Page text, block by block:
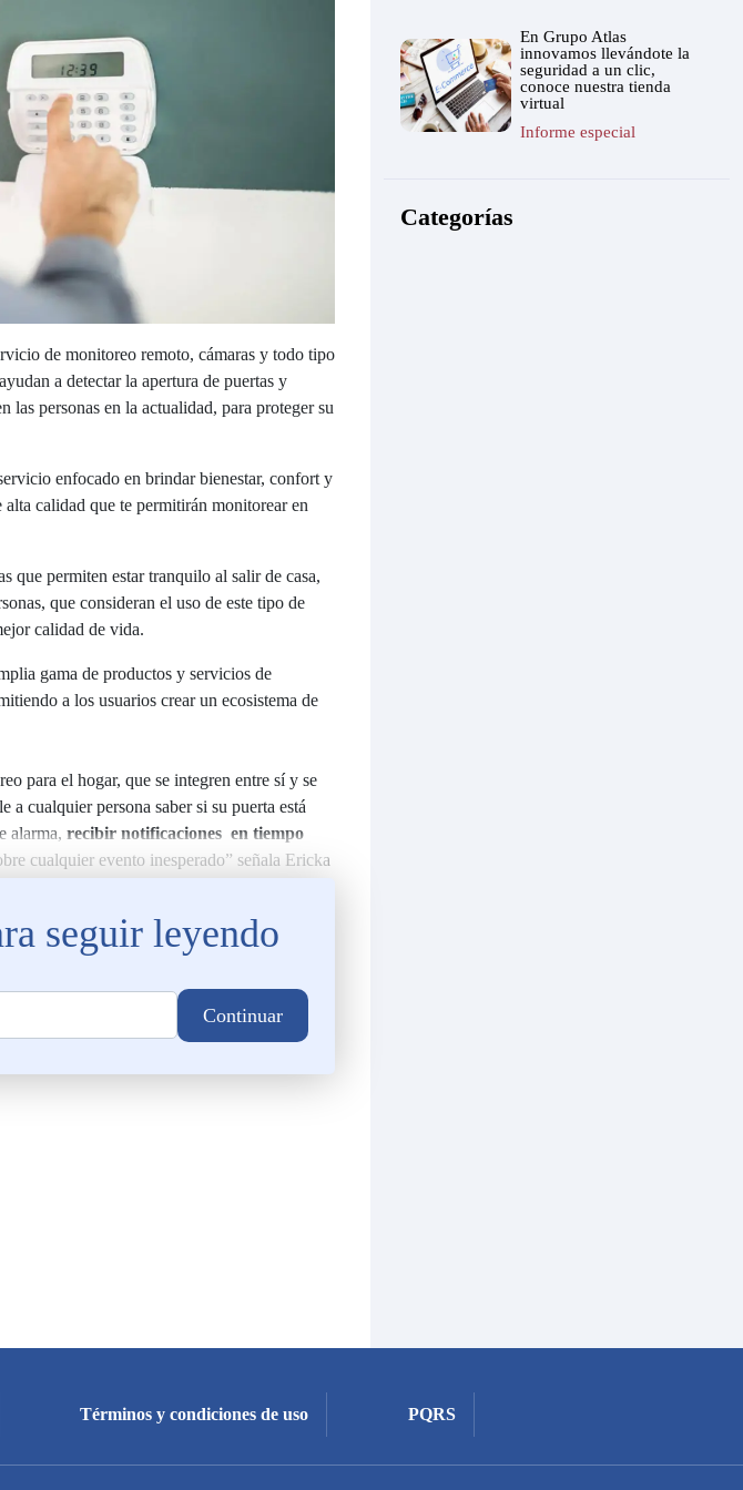
de monitoreo remoto, cámaras y todo tipo
a detectar la apertura de puertas y
las personas en la actualidad, para proteger su
enfocado en brindar bienestar, confort y
calidad que te permitirán monitorear en
que permiten estar tranquilo al salir de casa,
que consideran el uso de este tipo de
calidad de vida.
gama de productos y servicios de
a los usuarios crear un ecosistema de
para el hogar, que se integren entre sí y se
a cualquier persona saber si su puerta está
alarma, recibir notificaciones en tiempo
cualquier evento inesperado” señala Ericka
Seguro.
seguir leyendo
En Grupo Atlas
innovamos llevándote la
seguridad a un clic,
conoce nuestra tienda
virtual
Informe especial
Categorías
Términos y condiciones de uso PQRS